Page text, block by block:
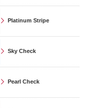
Platinum Stripe
Sky Check
Pearl Check